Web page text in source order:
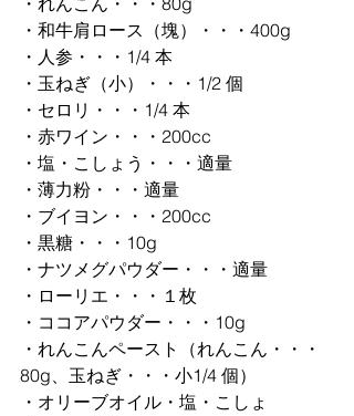
・和牛肩ロース（塊）・・・400g
・人参・・・1/4 本
・玉ねぎ（小）・・・1/2 個
・セロリ・・・1/4 本
・赤ワイン・・・200cc
・塩・こしょう・・・適量
・薄力粉・・・適量
・ブイヨン・・・200cc
・黒糖・・・10g
・ナツメグパウダー・・・適量
・ローリエ・・・１枚
・ココアパウダー・・・10g
・れんこんペースト（れんこん・・・
80g、玉ねぎ・・・⼩1/4 個）
・オリーブオイル・塩・こしょ